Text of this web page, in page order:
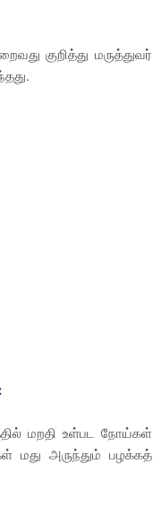
குறித்து மருத்துவர்
மறதி உள்பட நோய்கள்
மது அருந்தும் பழக்கத்